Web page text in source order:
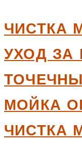
ЧИСТКА
УХОД ЗА
МОЙКА
ЧИСТКА